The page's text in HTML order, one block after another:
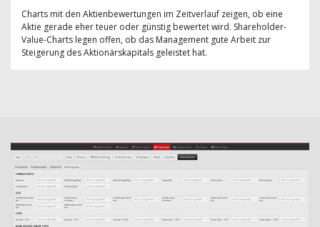
Charts mit den Aktienbewertungen im Zeitverlauf zeigen, ob eine
Aktie gerade eher teuer oder günstig bewertet wird. Shareholder-
Value-Charts legen offen, ob das Management gute Arbeit zur
Steigerung des Aktionärskapitals geleistet hat.